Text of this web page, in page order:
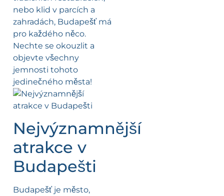
nebo klid v parcích a
zahradách, Budapešť má
pro každého něco.
Nechte se okouzlit a
objevte všechny
jemnosti tohoto
jedinečného města!
Nejvýznamnější
atrakce v
Budapešti
Budapešť je město,